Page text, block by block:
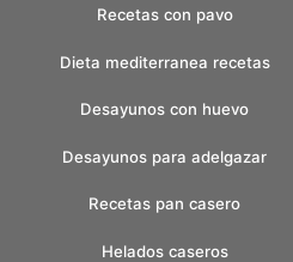
Recetas con pavo
Dieta mediterranea recetas
Desayunos con huevo
Desayunos para adelgazar
Recetas pan casero
Helados caseros